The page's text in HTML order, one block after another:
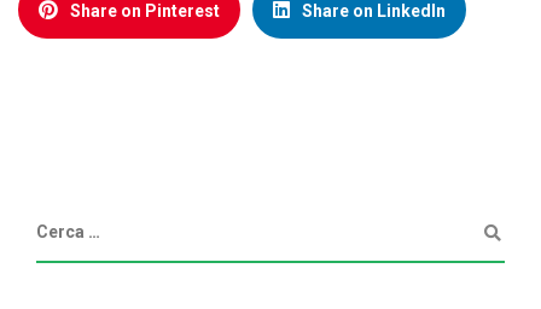
Share on Pinterest Share on LinkedIn